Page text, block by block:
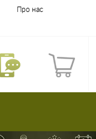
Про нас